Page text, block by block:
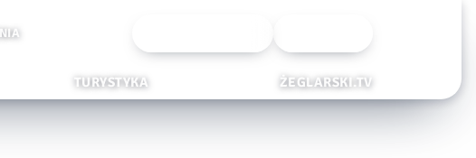
TURYSTYKA ŻEGLARSKI.TV